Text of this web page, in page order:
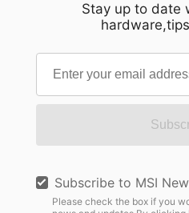
เป็นธรรมชาติ เปิดโอกาสใ
เด่นชัดด้วยความคมชัดน่าทึ่
ความเงียบสงบ นี่คือความส
จนสมบูรณ์แบบ การขัดเกลาผ่านกระบวนการผลิตเก้า
อาศัยความซับซ้อนเบื้องหลัง
อย่างพิถีพิถันถึงเก้าขั้นตอน
สมบูรณ์ แต่ละขั้นตอนต่อย
ทรงพลังที่สุดแล้ว แต่เราจะใ
อย่างไรให้มันผสานเข้ากับห้
ของเราได้อย่างปลอดภัยและ
เชื่อมช่องว่างสุดท้ายในการ
โซลูชั่น MSI EdgeXpert AI
เมาท์ที่พัฒนาโดย
สามารถเข้ากับแร็คเซิร์ฟเว
ได้อย่างสมบูรณ์แบบ ทำให้
Stay up to date
Subscribe to MSI
Please check the box if you